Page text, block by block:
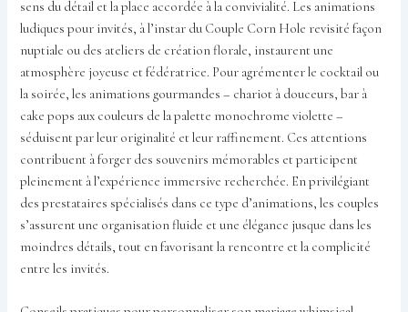
sens du détail et la place accordée à la convivialité. Les animations
ludiques pour invités, à l’instar du Couple Corn Hole revisité façon
nuptiale ou des ateliers de création florale, instaurent une
atmosphère joyeuse et fédératrice. Pour agrémenter le cocktail ou
la soirée, les animations gourmandes – chariot à douceurs, bar à
cake pops aux couleurs de la palette monochrome violette –
séduisent par leur originalité et leur raffinement. Ces attentions
contribuent à forger des souvenirs mémorables et participent
pleinement à l’expérience immersive recherchée. En privilégiant
des prestataires spécialisés dans ce type d’animations, les couples
s’assurent une organisation fluide et une élégance jusque dans les
moindres détails, tout en favorisant la rencontre et la complicité
entre les invités.